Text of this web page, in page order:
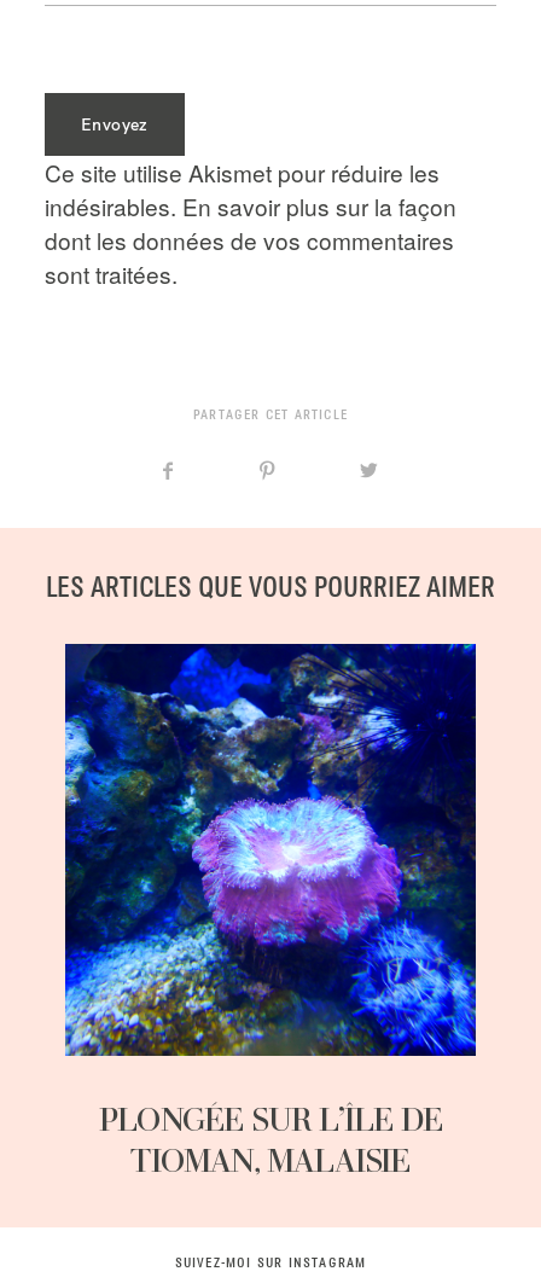
Envoyez
Ce site utilise Akismet pour réduire les
indésirables. En savoir plus sur la façon
dont les données de vos commentaires
sont traitées.
PARTAGER CET ARTICLE
LES ARTICLES QUE VOUS POURRIEZ AIMER
PLONGÉE SUR L’ÎLE DE
TIOMAN, MALAISIE
SUIVEZ-MOI SUR INSTAGRAM